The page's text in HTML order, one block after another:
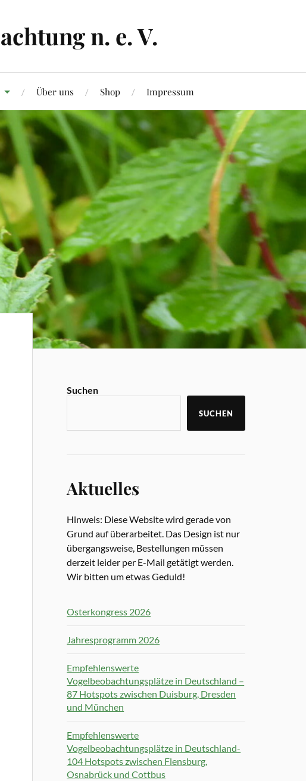
n. e. V.
Über uns Shop Impressum
Suchen
SUCHEN
Aktuelles
Hinweis: Diese Website wird gerade von
Grund auf überarbeitet. Das Design ist nur
übergangsweise, Bestellungen müssen
derzeit leider per E-Mail getätigt werden.
Wir bitten um etwas Geduld!
Osterkongress 2026
Jahresprogramm 2026
Empfehlenswerte
Vogelbeobachtungsplätze in Deutschland –
87 Hotspots zwischen Duisburg, Dresden
und München
Empfehlenswerte
Vogelbeobachtungsplätze in Deutschland-
104 Hotspots zwischen Flensburg,
Osnabrück und Cottbus